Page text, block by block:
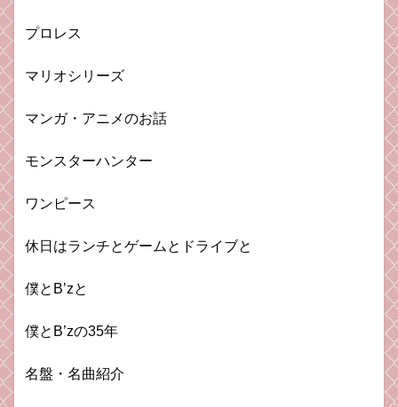
プロレス
マリオシリーズ
マンガ・アニメのお話
モンスターハンター
ワンピース
休日はランチとゲームとドライブと
僕とB’zと
僕とB’zの35年
名盤・名曲紹介